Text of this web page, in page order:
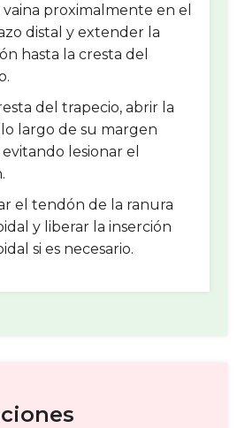
proximalmente en el
distal y extender la
hasta la cresta del
del trapecio, abrir la
lo largo de su margen
lesionar el
el tendón de la ranura
y liberar la inserción
si es necesario.